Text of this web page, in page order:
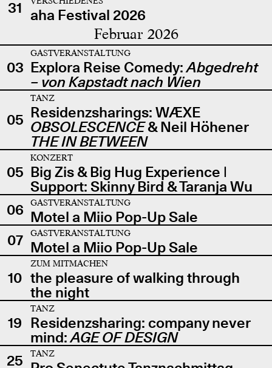
31 aha Festival 2026
Februar 2026
03
GASTVERANSTALTUNG
Explora Reise Comedy:Abgedreht
– von Kapstadt nach Wien
05
TANZ
Residenzsharings: WÆXE
OBSOLESCENCE& Neil Höhener
THE IN BETWEEN
05
KONZERT
Big Zis & Big Hug Experience |
Support: Skinny Bird & Taranja Wu
06
GASTVERANSTALTUNG
Motel a Miio Pop-Up Sale
07
GASTVERANSTALTUNG
Motel a Miio Pop-Up Sale
10
ZUM MITMACHEN
the pleasure of walking through
the night
19
TANZ
Residenzsharing: company never
mind:AGE OF DESIGN
25
TANZ